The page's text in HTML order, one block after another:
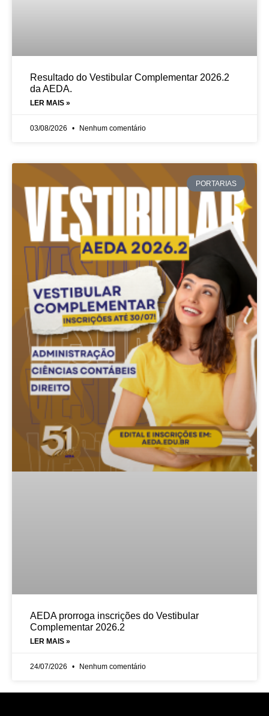
Resultado do Vestibular Complementar 2026.2
da AEDA.
LER MAIS »
03/08/2026 Nenhum comentário
PORTARIAS
AEDA prorroga inscrições do Vestibular
Complementar 2026.2
LER MAIS »
24/07/2026 Nenhum comentário